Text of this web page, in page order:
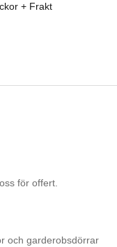
+ Frakt
för offert.
och garderobsdörrar